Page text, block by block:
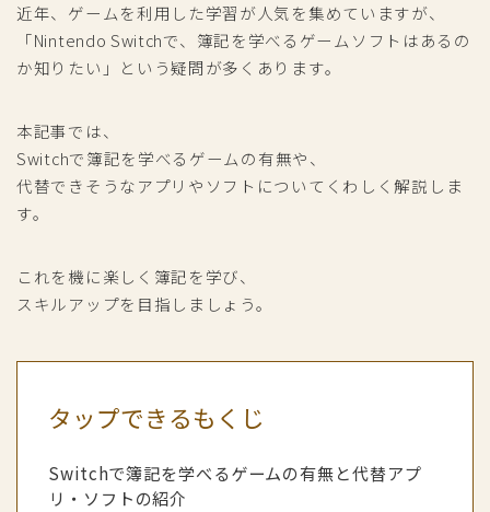
近年、ゲームを利用した学習が人気を集めていますが、
「Nintendo Switchで、簿記を学べるゲームソフトはあるの
か知りたい」という疑問が多くあります。
本記事では、
Switchで簿記を学べるゲームの有無や、
代替できそうなアプリやソフトについてくわしく解説しま
す。
これを機に楽しく簿記を学び、
スキルアップを目指しましょう。
タップできるもくじ
Switchで簿記を学べるゲームの有無と代替アプ
リ・ソフトの紹介